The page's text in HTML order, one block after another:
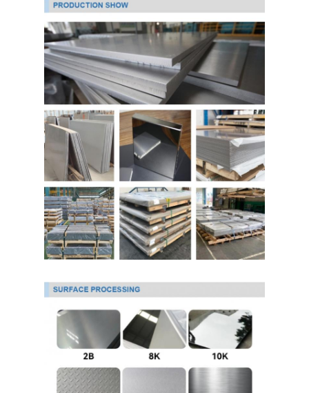
المنتجات
مقاطع فيديو
حولنا
جولة في المصنع
مراقبة الجودة
اتصل بنا
أخبار
لفائف الفولاذ المقاوم للصدأ المدرفلة على البارد
ورقة الفولاذ المقاوم للصدأ المدرفلة على الساخن
لفائف الفولاذ المقاوم للصدأ المدرفلة على الساخن